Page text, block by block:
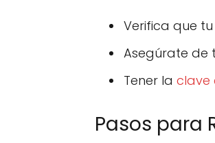
Verifica que
Asegúrate de
Tener la clave
Pasos para